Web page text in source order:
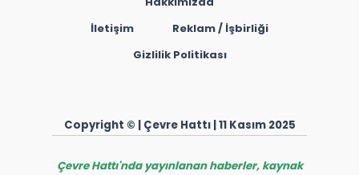
İletişim
Reklam / İşbirliği
Gizlilik Politikası
Copyright © | Çevre Hattı | 11 Kasım 2025
Çevre Hattı'nda yayınlanan haberler, kaynak